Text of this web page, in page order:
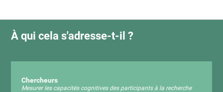
À qui cela s'adresse-t-il ?
Chercheurs
Mesurer les capacités cognitives des participants à la recherche